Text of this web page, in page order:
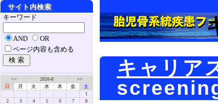
キャリア
サイト内検索
キーワード
AND
OR
ページ内容も含める
<< 2026-8
>>
日
月 火 水 木 金
土
1
2
3 4 5 6 7
8